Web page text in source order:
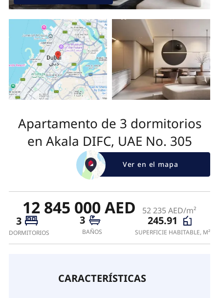
Apartamento de 3 dormitorios
en Akala DIFC, UAE No. 305
Ver en el mapa
12 845 000 AED 52 235 AED/m²
3
DORMITORIOS
3
BAÑOS
245.91
SUPERFICIE HABITABLE, M²
CARACTERÍSTICAS